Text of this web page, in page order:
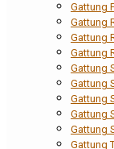
Gattung
Gattung
Gattung
Gattung
Gattung
Gattung
Gattung
Gattung
Gattung
Gattung